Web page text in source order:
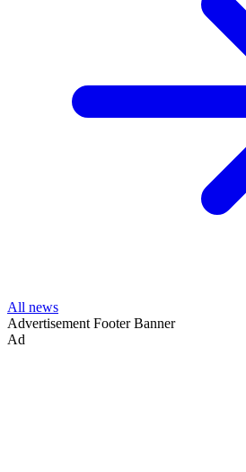
All news
Advertisement Footer Banner
Ad